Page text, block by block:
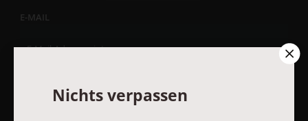
E-MAIL
Nichts verpassen